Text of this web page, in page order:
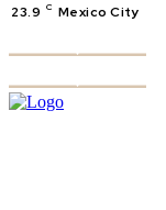
23.9 C Mexico City